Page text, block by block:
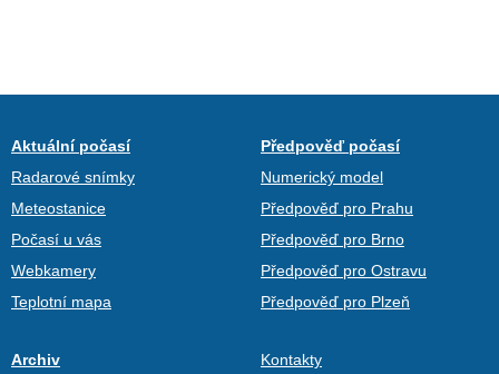
Aktuální počasí
Radarové snímky
Meteostanice
Počasí u vás
Webkamery
Teplotní mapa
Předpověď počasí
Numerický model
Předpověď pro Prahu
Předpověď pro Brno
Předpověď pro Ostravu
Předpověď pro Plzeň
Archiv Kontakty